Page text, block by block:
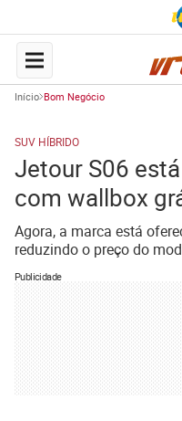
Início Bom Negócio
SUV HÍBRIDO
Jetour S06
com wallbox
Agora, a marca está
reduzindo o preço do
Publicidade